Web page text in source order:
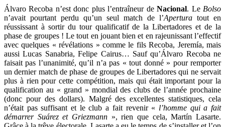
Álvaro Recoba n’est donc plus l’entraîneur deNacional. Le Bolso
n’avait pourtant perdu qu’un seul match de l’Apertura tout en
réussissant à sortir du tour qualificatif de la Libertadores et de la
phase de groupes ! Le tout en jouant bien et en rajeunissant l’effectif
avec quelques « révélations » comme le fils Recoba, Jeremía, mais
aussi Lucas Sanabria, Felipe Cairus… Sauf qu’Álvaro Recoba ne
faisait pas l’unanimité, qu’il n’a pas « tout donné » pour remporter
un dernier match de phase de groupes de Libertadores qui ne servait
plus à rien pour cette compétition, mais qui était important pour la
qualification au « grand » mondial des clubs de l’année prochaine
(donc pour des dollars). Malgré des excellentes statistiques, cela
n’était pas suffisant et le club a fait revenir « l’homme qui a fait
démarrer Suárez et Griezmann », rien que cela, Martín Lasarte.